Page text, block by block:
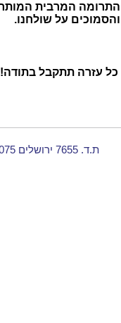
והסמוכים על שולחנו.
כל עזרה תתקבל בתודה!
ת.ד. 7655 ירושלים 91075 | חיים ספיריה: 054-6371079 | יעקב ויימן: 050-7824535 | achrayut2009@gmail.com